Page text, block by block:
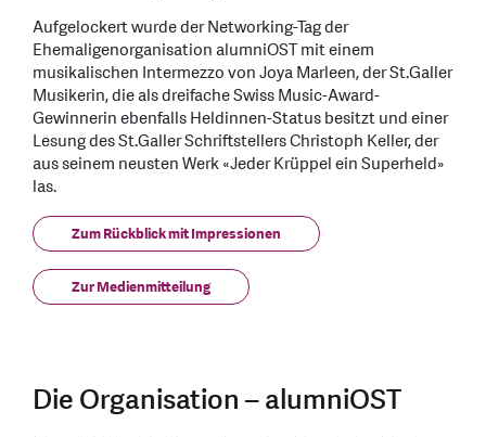
Aufgelockert wurde der Networking-Tag der
Ehemaligenorganisation alumniOST mit einem
musikalischen Intermezzo von Joya Marleen, der St.Galler
Musikerin, die als dreifache Swiss Music-Award-
Gewinnerin ebenfalls Heldinnen-Status besitzt und einer
Lesung des St.Galler Schriftstellers Christoph Keller, der
aus seinem neusten Werk «Jeder Krüppel ein Superheld»
las.
Zum Rückblick mit Impressionen
Zur Medienmitteilung
Die Organisation – alumniOST